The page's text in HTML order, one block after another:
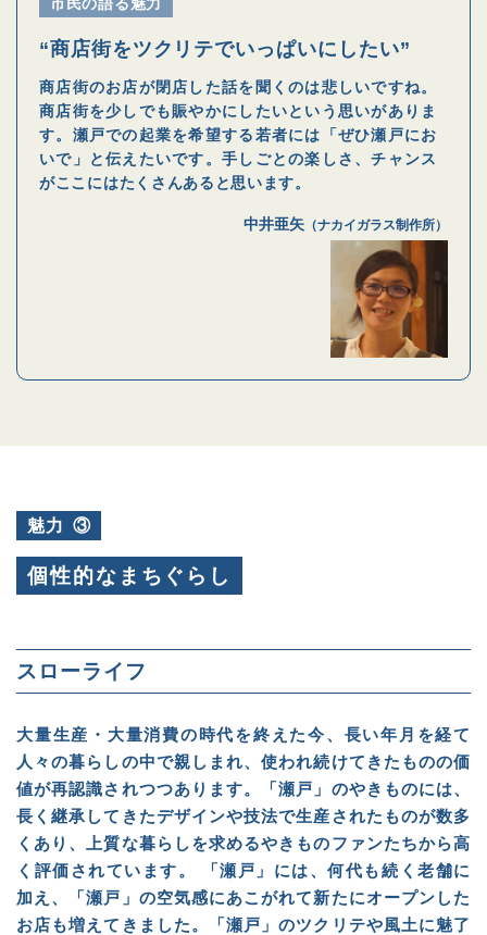
“商店街をツクリテでいっぱいにしたい”
商店街のお店が閉店した話を聞くのは悲しいですね。
商店街を少しでも賑やかにしたいという思いがありま
す。瀬戸での起業を希望する若者には「ぜひ瀬戸にお
いで」と伝えたいです。手しごとの楽しさ、チャンス
がここにはたくさんあると思います。
中井亜矢 （ナカイガラス制作所）
魅力 ③
個性的なまちぐらし
スローライフ
大量生産・大量消費の時代を終えた今、長い年月を経て
人々の暮らしの中で親しまれ、使われ続けてきたものの価
値が再認識されつつあります。「瀬戸」のやきものには、
長く継承してきたデザインや技法で生産されたものが数多
くあり、上質な暮らしを求めるやきものファンたちから高
く評価されています。 「瀬戸」には、何代も続く老舗に
加え、「瀬戸」の空気感にあこがれて新たにオープンした
お店も増えてきました。「瀬戸」のツクリテや風土に魅了